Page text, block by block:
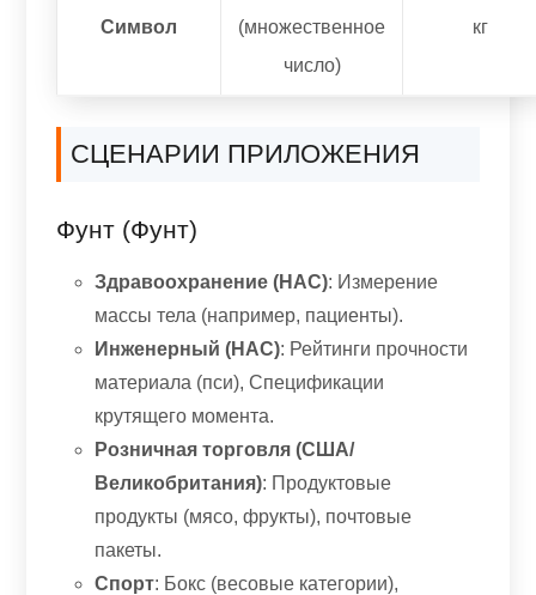
Символ
(множественное
число)
кг
СЦЕНАРИИ ПРИЛОЖЕНИЯ
Фунт (фунт)
Здравоохранение (НАС): Измерение
массы тела (например, пациенты).
Инженерный (НАС): Рейтинги прочности
материала (пси), Спецификации
крутящего момента.
Розничная торговля (США/
Великобритания): Продуктовые
продукты (мясо, фрукты), почтовые
пакеты.
Спорт: Бокс (весовые категории),